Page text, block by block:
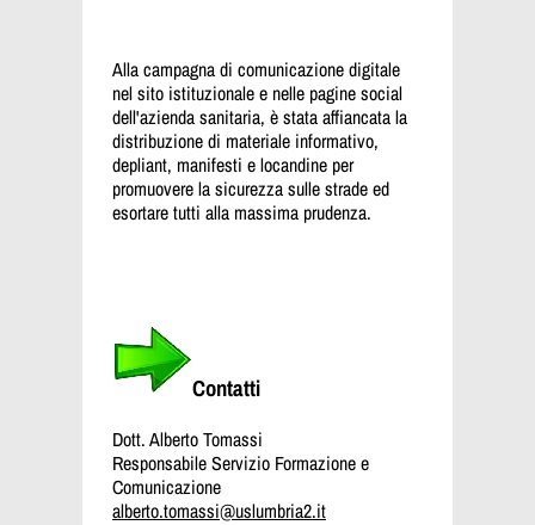
Alla campagna di comunicazione digitale
nel sito istituzionale e nelle pagine social
dell'azienda sanitaria, è stata affiancata la
distribuzione di materiale informativo,
depliant, manifesti e locandine per
promuovere la sicurezza sulle strade ed
esortare tutti alla massima prudenza.
Contatti
Dott. Alberto Tomassi
Responsabile Servizio Formazione e
Comunicazione
alberto.tomassi@uslumbria2.it